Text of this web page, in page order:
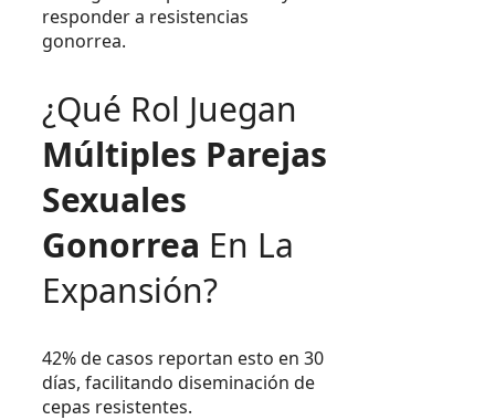
responder a resistencias
gonorrea.
¿Qué Rol Juegan
Múltiples Parejas
Sexuales
Gonorrea En La
Expansión?
42% de casos reportan esto en 30
días, facilitando diseminación de
cepas resistentes.